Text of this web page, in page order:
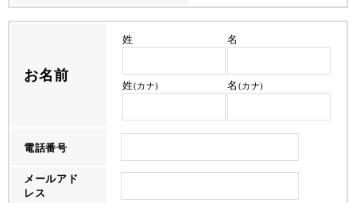
お名前
姓 名
姓(カナ) 名 (カナ)
電話番号
メールアド
レス